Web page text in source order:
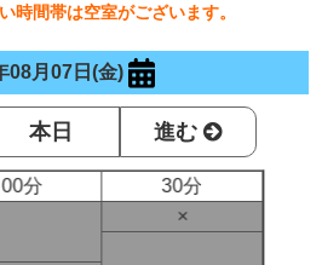
時間帯は空室がございます。
08月07日(金)
本日 進む
00分
30分
×